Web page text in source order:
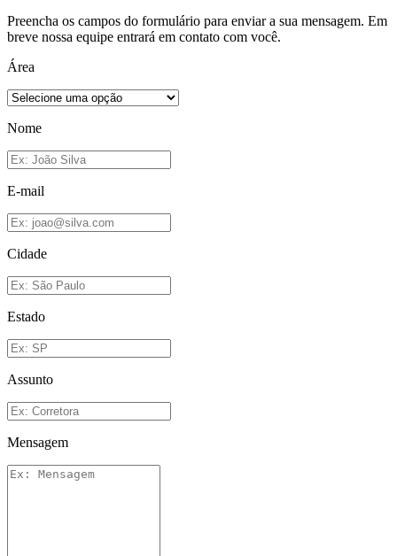
Preencha os campos do formulário para enviar a sua mensagem. Em
breve nossa equipe entrará em contato com você.
Área
Nome
E-mail
Cidade
Estado
Assunto
Mensagem